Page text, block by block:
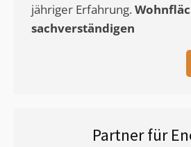
jähriger Erfahrung.
sachverständigen
Partner für